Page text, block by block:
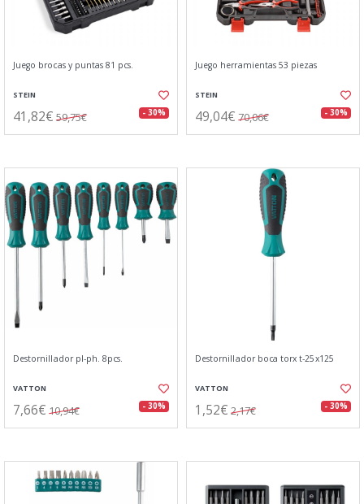
Juego brocas y puntas 81 pcs.
STEIN
41,82€ 59,75€ - 30%
Juego herramientas 53 piezas
STEIN
49,04€ 70,06€ - 30%
Destornillador pl-ph. 8pcs.
VATTON
7,66€ 10,94€ - 30%
Destornillador boca torx t-25x125
VATTON
1,52€ 2,17€ - 30%